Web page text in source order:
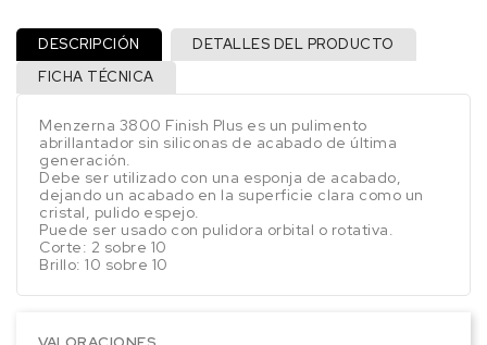
DESCRIPCIÓN
DETALLES DEL PRODUCTO
FICHA TÉCNICA
Menzerna 3800 Finish Plus es un pulimento
abrillantador sin siliconas de acabado de última
generación.
Debe ser utilizado con una esponja de acabado,
dejando un acabado en la superficie clara como un
cristal, pulido espejo.
Puede ser usado con pulidora orbital o rotativa.
Corte: 2 sobre 10
Brillo: 10 sobre 10